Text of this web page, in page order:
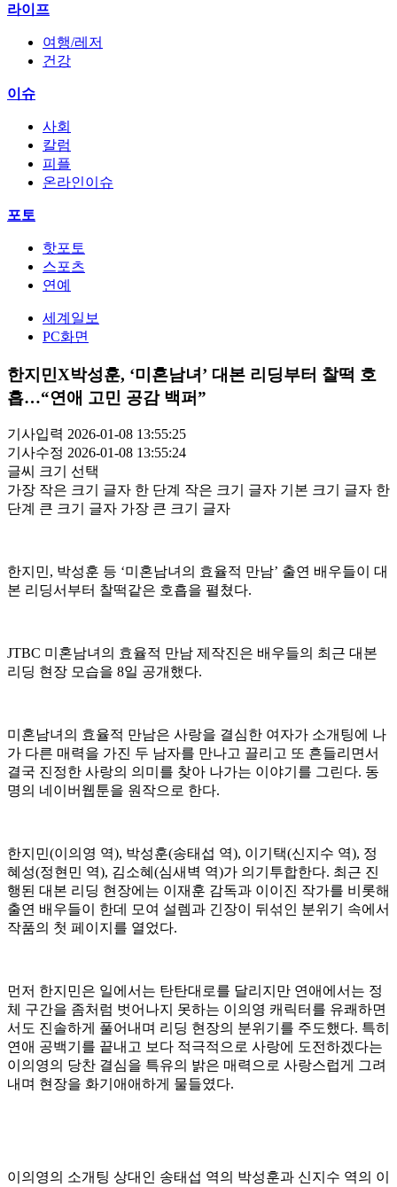
라이프
여행/레저
건강
이슈
사회
칼럼
피플
온라인이슈
포토
핫포토
스포츠
연예
세계일보
PC화면
한지민X박성훈, ‘미혼남녀’ 대본 리딩부터 찰떡 호
흡…“연애 고민 공감 백퍼”
기사입력 2026-01-08 13:55:25
기사수정 2026-01-08 13:55:24
글씨 크기 선택
가장 작은 크기 글자 한 단계 작은 크기 글자 기본 크기 글자 한
단계 큰 크기 글자 가장 큰 크기 글자
한지민, 박성훈 등 ‘미혼남녀의 효율적 만남’ 출연 배우들이 대
본 리딩서부터 찰떡같은 호흡을 펼쳤다.
JTBC 미혼남녀의 효율적 만남 제작진은 배우들의 최근 대본
리딩 현장 모습을 8일 공개했다.
미혼남녀의 효율적 만남은 사랑을 결심한 여자가 소개팅에 나
가 다른 매력을 가진 두 남자를 만나고 끌리고 또 흔들리면서
결국 진정한 사랑의 의미를 찾아 나가는 이야기를 그린다. 동
명의 네이버웹툰을 원작으로 한다.
한지민(이의영 역), 박성훈(송태섭 역), 이기택(신지수 역), 정
혜성(정현민 역), 김소혜(심새벽 역)가 의기투합한다. 최근 진
행된 대본 리딩 현장에는 이재훈 감독과 이이진 작가를 비롯해
출연 배우들이 한데 모여 설렘과 긴장이 뒤섞인 분위기 속에서
작품의 첫 페이지를 열었다.
먼저 한지민은 일에서는 탄탄대로를 달리지만 연애에서는 정
체 구간을 좀처럼 벗어나지 못하는 이의영 캐릭터를 유쾌하면
서도 진솔하게 풀어내며 리딩 현장의 분위기를 주도했다. 특히
연애 공백기를 끝내고 보다 적극적으로 사랑에 도전하겠다는
이의영의 당찬 결심을 특유의 밝은 매력으로 사랑스럽게 그려
내며 현장을 화기애애하게 물들였다.
이의영의 소개팅 상대인 송태섭 역의 박성훈과 신지수 역의 이